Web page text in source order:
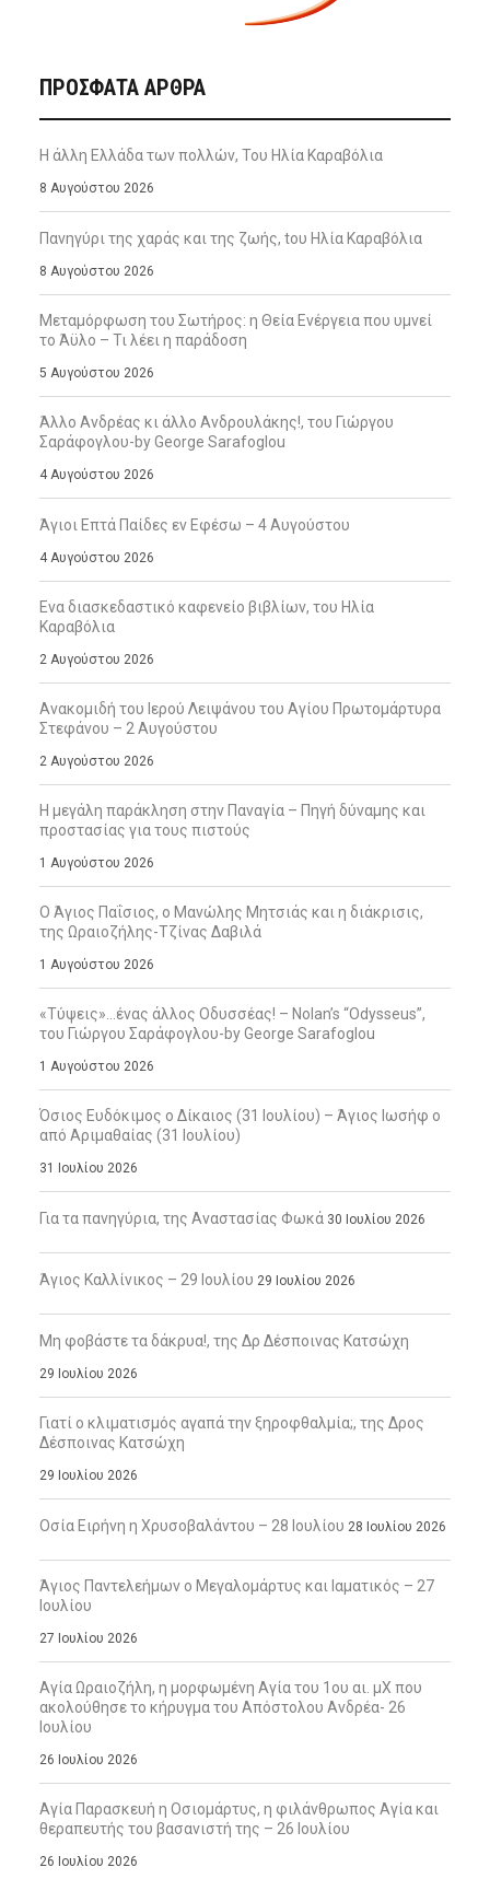
ΠΡΌΣΦΑΤΑ ΆΡΘΡΑ
Η άλλη Ελλάδα των πολλών, Του Ηλία Καραβόλια
8 Αυγούστου 2026
Πανηγύρι της χαράς και της ζωής, tου Ηλία Καραβόλια
8 Αυγούστου 2026
Μεταμόρφωση του Σωτήρος: η Θεία Ενέργεια που υμνεί
το Άϋλο – Τι λέει η παράδοση
5 Αυγούστου 2026
Άλλο Ανδρέας κι άλλο Ανδρουλάκης!, του Γιώργου
Σαράφογλου-by George Sarafoglou
4 Αυγούστου 2026
Άγιοι Επτά Παίδες εν Εφέσω – 4 Αυγούστου
4 Αυγούστου 2026
Ενα διασκεδαστικό καφενείο βιβλίων, του Ηλία
Καραβόλια
2 Αυγούστου 2026
Ανακομιδή του Ιερού Λειψάνου του Αγίου Πρωτομάρτυρα
Στεφάνου – 2 Αυγούστου
2 Αυγούστου 2026
Η μεγάλη παράκληση στην Παναγία – Πηγή δύναμης και
προστασίας για τους πιστούς
1 Αυγούστου 2026
Ο Άγιος Παΐσιος, ο Μανώλης Μητσιάς και η διάκρισις,
της Ωραιοζήλης-Τζίνας Δαβιλά
1 Αυγούστου 2026
«Τύψεις»…ένας άλλος Οδυσσέας! – Nolan’s “Odysseus”,
του Γιώργου Σαράφογλου-by George Sarafoglou
1 Αυγούστου 2026
Όσιος Ευδόκιμος ο Δίκαιος (31 Ιουλίου) – Άγιος Ιωσήφ ο
από Αριμαθαίας (31 Ιουλίου)
31 Ιουλίου 2026
Για τα πανηγύρια, της Αναστασίας Φωκά 30 Ιουλίου 2026
Άγιος Καλλίνικος – 29 Ιουλίου 29 Ιουλίου 2026
Μη φοβάστε τα δάκρυα!, της Δρ Δέσποινας Κατσώχη
29 Ιουλίου 2026
Γιατί ο κλιματισμός αγαπά την ξηροφθαλμία;, της Δρος
Δέσποινας Κατσώχη
29 Ιουλίου 2026
Οσία Ειρήνη η Χρυσοβαλάντου – 28 Ιουλίου 28 Ιουλίου 2026
Άγιος Παντελεήμων ο Μεγαλομάρτυς και Ιαματικός – 27
Ιουλίου
27 Ιουλίου 2026
Αγία Ωραιοζήλη, η μορφωμένη Αγία του 1ου αι. μΧ που
ακολούθησε το κήρυγμα του Απόστολου Ανδρέα- 26
Ιουλίου
26 Ιουλίου 2026
Αγία Παρασκευή η Οσιομάρτυς, η φιλάνθρωπος Αγία και
θεραπευτής του βασανιστή της – 26 Ιουλίου
26 Ιουλίου 2026